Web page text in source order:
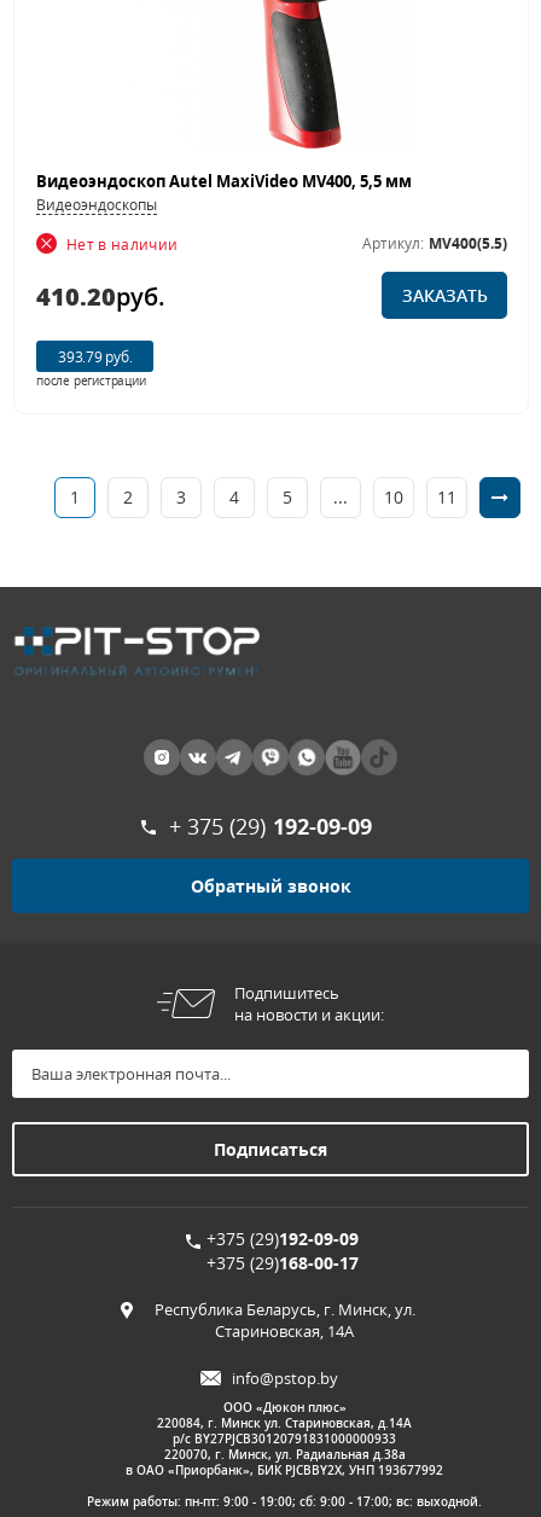
Видеоэндоскоп Autel MaxiVideo MV400, 5,5 мм
Видеоэндоскопы
Нет в наличии
Артикул: MV400(5.5)
410.20руб. ЗАКАЗАТЬ
393.79 руб.
после регистрации
1 2 3 4 5 ... 10 11
+ 375 (29) 192-09-09
Обратный звонок
Подпишитесь
на новости и акции:
+375 (29)192-09-09
+375 (29)168-00-17
Республика Беларусь, г. Минск, ул.
Стариновская, 14А
info@pstop.by
ООО «Дюкон плюс»
220084, г. Минск ул. Стариновская, д.14А
р/с BY27PJCB30120791831000000933
220070, г. Минск, ул. Радиальная д.38а
в ОАО «Приорбанк», БИК PJCBBY2X, УНП 193677992
Режим работы: пн-пт: 9:00 - 19:00; сб: 9:00 - 17:00; вс: выходной.